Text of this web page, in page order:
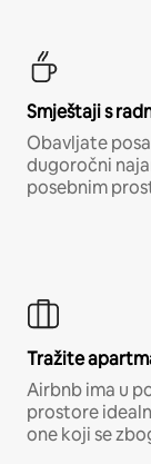
Smještaji s
Obavljate
dugoročni
posebnim
Tražite
Airbnb ima u
prostore
one koji se